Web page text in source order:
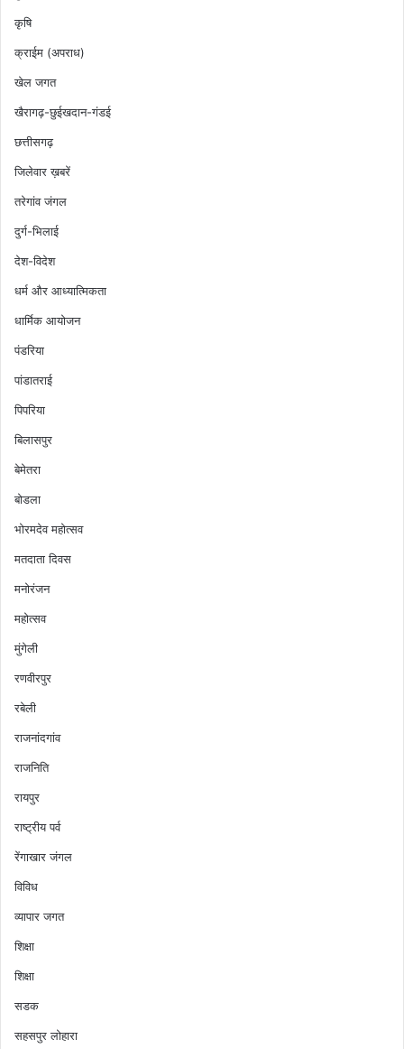
कृषि
क्राईम (अपराध)
खेल जगत
खैरागढ़-छुईखदान-गंडई
छत्तीसगढ़
जिलेवार ख़बरें
तरेगांव जंगल
दुर्ग-भिलाई
देश-विदेश
धर्म और आध्यात्मिकता
धार्मिक आयोजन
पंडरिया
पांडातराई
पिपरिया
बिलासपुर
बेमेतरा
बोडला
भोरमदेव महोत्सव
मतदाता दिवस
मनोरंजन
महोत्सव
मुंगेली
रणवीरपुर
रबेली
राजनांदगांव
राजनिति
रायपुर
राष्ट्रीय पर्व
रेंगाखार जंगल
विविध
व्यापार जगत
शिक्षा
शिक्षा
सडक
सहसपुर लोहारा